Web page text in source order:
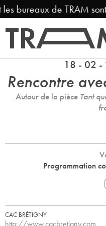
bureaux de TRAM sont
18 - 02
Rencontre
Autour de la pièce Tant
Programmation
CAC BRÉTIGNY
http://www.cacbretigny.com